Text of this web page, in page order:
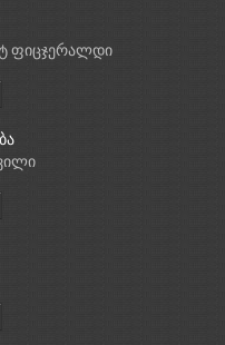
ფიცჯერალდი